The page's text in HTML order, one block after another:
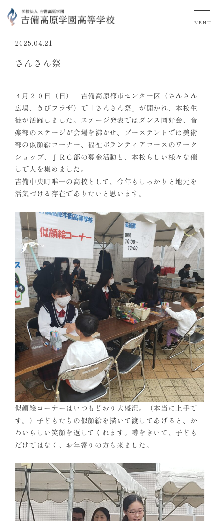
MENU
2025.04.21
さんさん祭
４月２０日（日） 吉備高原都市センター区（さんさん
広場、きびプラザ）で「さんさん祭」が開かれ、本校生
徒が活躍しました。ステージ発表ではダンス同好会、音
楽部のステージが会場を沸かせ、ブーステントでは美術
部の似顔絵コーナー、福祉ボランティアコースのワーク
ショップ、ＪＲＣ部の募金活動と、本校らしい様々な催
しで人を集めました。
吉備中央町唯一の高校として、今年もしっかりと地元を
活気づける存在でありたいと思います。
似顔絵コーナーはいつもどおり大盛況。（本当に上手で
す。）子どもたちの似顔絵を描いて渡してあげると、か
わいらしい笑顔を返してくれます。噂をきいて、子ども
だけではなく、お年寄りの方も来ました。